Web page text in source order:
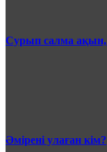
Сурып салма
Әмірені улаған кім?